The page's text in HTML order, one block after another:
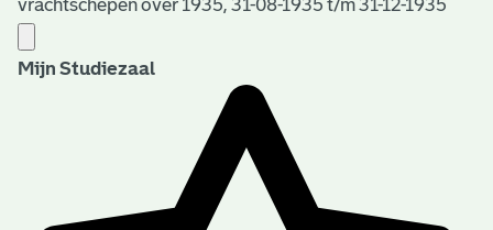
vrachtschepen over 1935, 31-08-1935 t/m 31-12-1935
Mijn Studiezaal